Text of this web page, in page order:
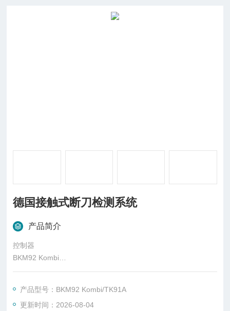
德国接触式断刀检测系统
产品简介
控制器
BKM92 Kombi
Connections: Mini-USB接口，插拔式电源供给和探测头连接口
K91A —— 强劲驱动，超高精确度
产品型号：BKM92 Kombi/TK91A
更新时间：2026-08-04